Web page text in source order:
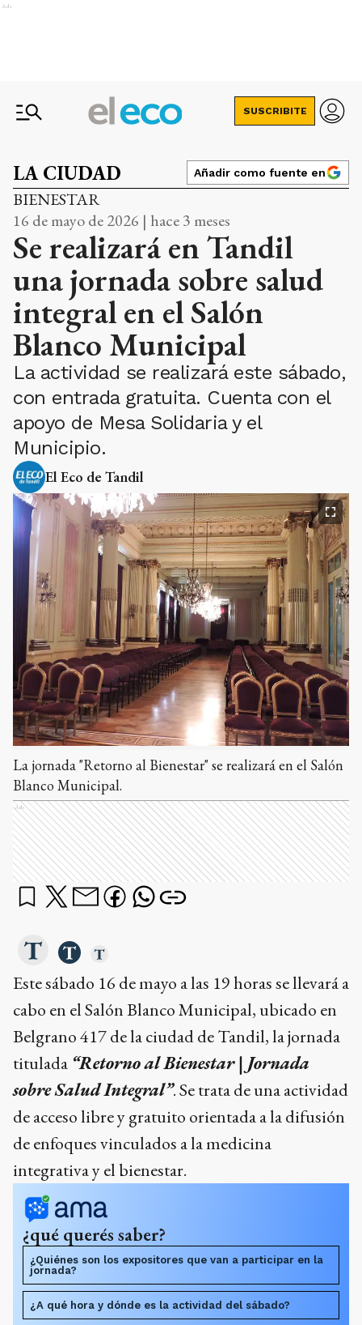
Ads
SUSCRIBITE
LA CIUDAD Añadir como fuente en
BIENESTAR
16 de mayo de 2026 | hace 3 meses
Se realizará en Tandil
una jornada sobre salud
integral en el Salón
Blanco Municipal
La actividad se realizará este sábado,
con entrada gratuita. Cuenta con el
apoyo de Mesa Solidaria y el
Municipio.
El Eco de Tandil
La jornada "Retorno al Bienestar" se realizará en el Salón
Blanco Municipal.
Ads
Este sábado 16 de mayo a las 19 horas se llevará a
cabo en el Salón Blanco Municipal, ubicado en
Belgrano 417 de la ciudad de Tandil, la jornada
titulada “Retorno al Bienestar | Jornada
sobre Salud Integral”. Se trata de una actividad
de acceso libre y gratuito orientada a la difusión
de enfoques vinculados a la medicina
integrativa y el bienestar.
¿qué querés saber?
¿Quiénes son los expositores que van a participar en la
jornada?
¿A qué hora y dónde es la actividad del sábado?